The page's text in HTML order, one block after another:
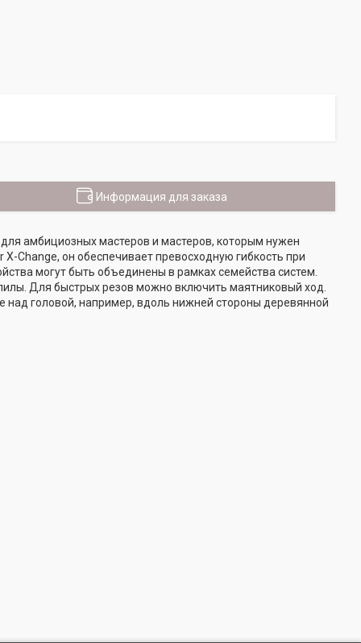
Информация для заказа
амбициозных мастеров и мастеров, которым нужен
Change, он обеспечивает превосходную гибкость при
могут быть объединены в рамках семейства систем.
Для быстрых резов можно включить маятниковый ход.
головой, например, вдоль нижней стороны деревянной